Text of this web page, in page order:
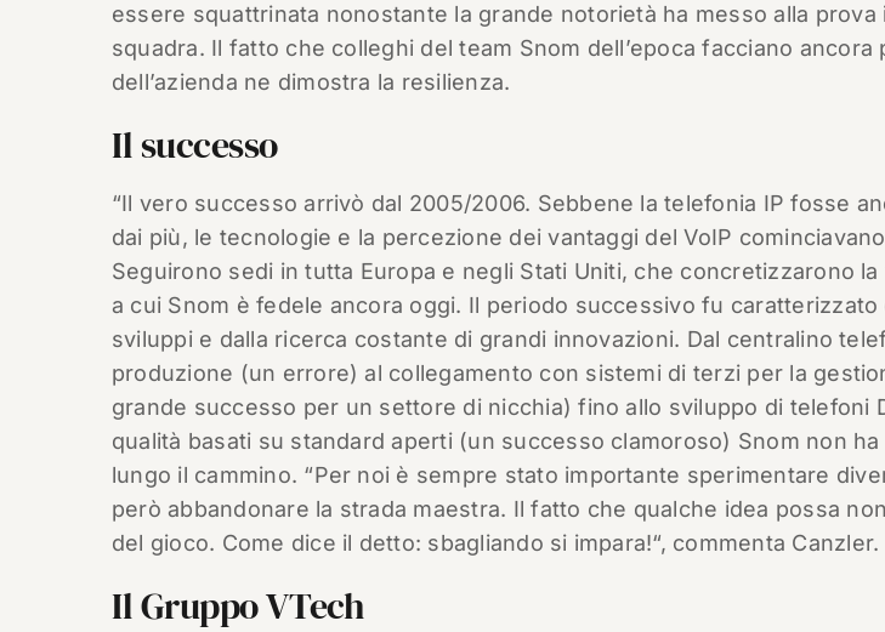
essere squattrinata nonostante la grande notorietà ha messo alla prova
squadra. Il fatto che colleghi del team Snom dell’epoca facciano
dell’azienda ne dimostra la resilienza.
Il successo
“Il vero successo arrivò dal 2005/2006. Sebbene la telefonia IP fosse
dai più, le tecnologie e la percezione dei vantaggi del VoIP
Seguirono sedi in tutta Europa e negli Stati Uniti, che concretizzarono
a cui Snom è fedele ancora oggi. Il periodo successivo fu
sviluppi e dalla ricerca costante di grandi innovazioni. Dal centralino
produzione (un errore) al collegamento con sistemi di terzi per la
grande successo per un settore di nicchia) fino allo sviluppo di telefoni
qualità basati su standard aperti (un successo clamoroso) Snom non
lungo il cammino. “Per noi è sempre stato importante sperimentare
però abbandonare la strada maestra. Il fatto che qualche idea possa
del gioco. Come dice il detto: sbagliando si impara!“, commenta Canzler.
Il Gruppo VTech